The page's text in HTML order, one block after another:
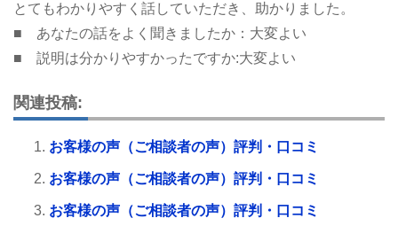
とてもわかりやすく話していただき、助かりました。
■ あなたの話をよく聞きましたか：大変よい
■ 説明は分かりやすかったですか:大変よい
関連投稿:
お客様の声（ご相談者の声）評判・口コミ
お客様の声（ご相談者の声）評判・口コミ
お客様の声（ご相談者の声）評判・口コミ